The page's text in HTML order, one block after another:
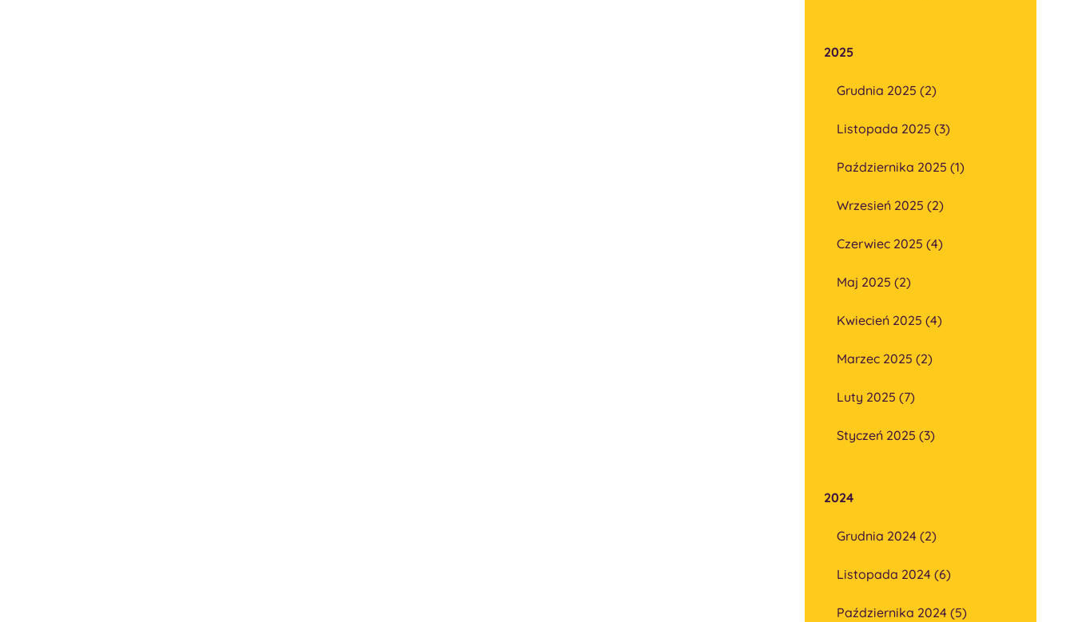
2025
Grudnia 2025 (2)
Listopada 2025 (3)
Października 2025 (1)
Wrzesień 2025 (2)
Czerwiec 2025 (4)
Maj 2025 (2)
Kwiecień 2025 (4)
Marzec 2025 (2)
Luty 2025 (7)
Styczeń 2025 (3)
2024
Grudnia 2024 (2)
Listopada 2024 (6)
Października 2024 (5)